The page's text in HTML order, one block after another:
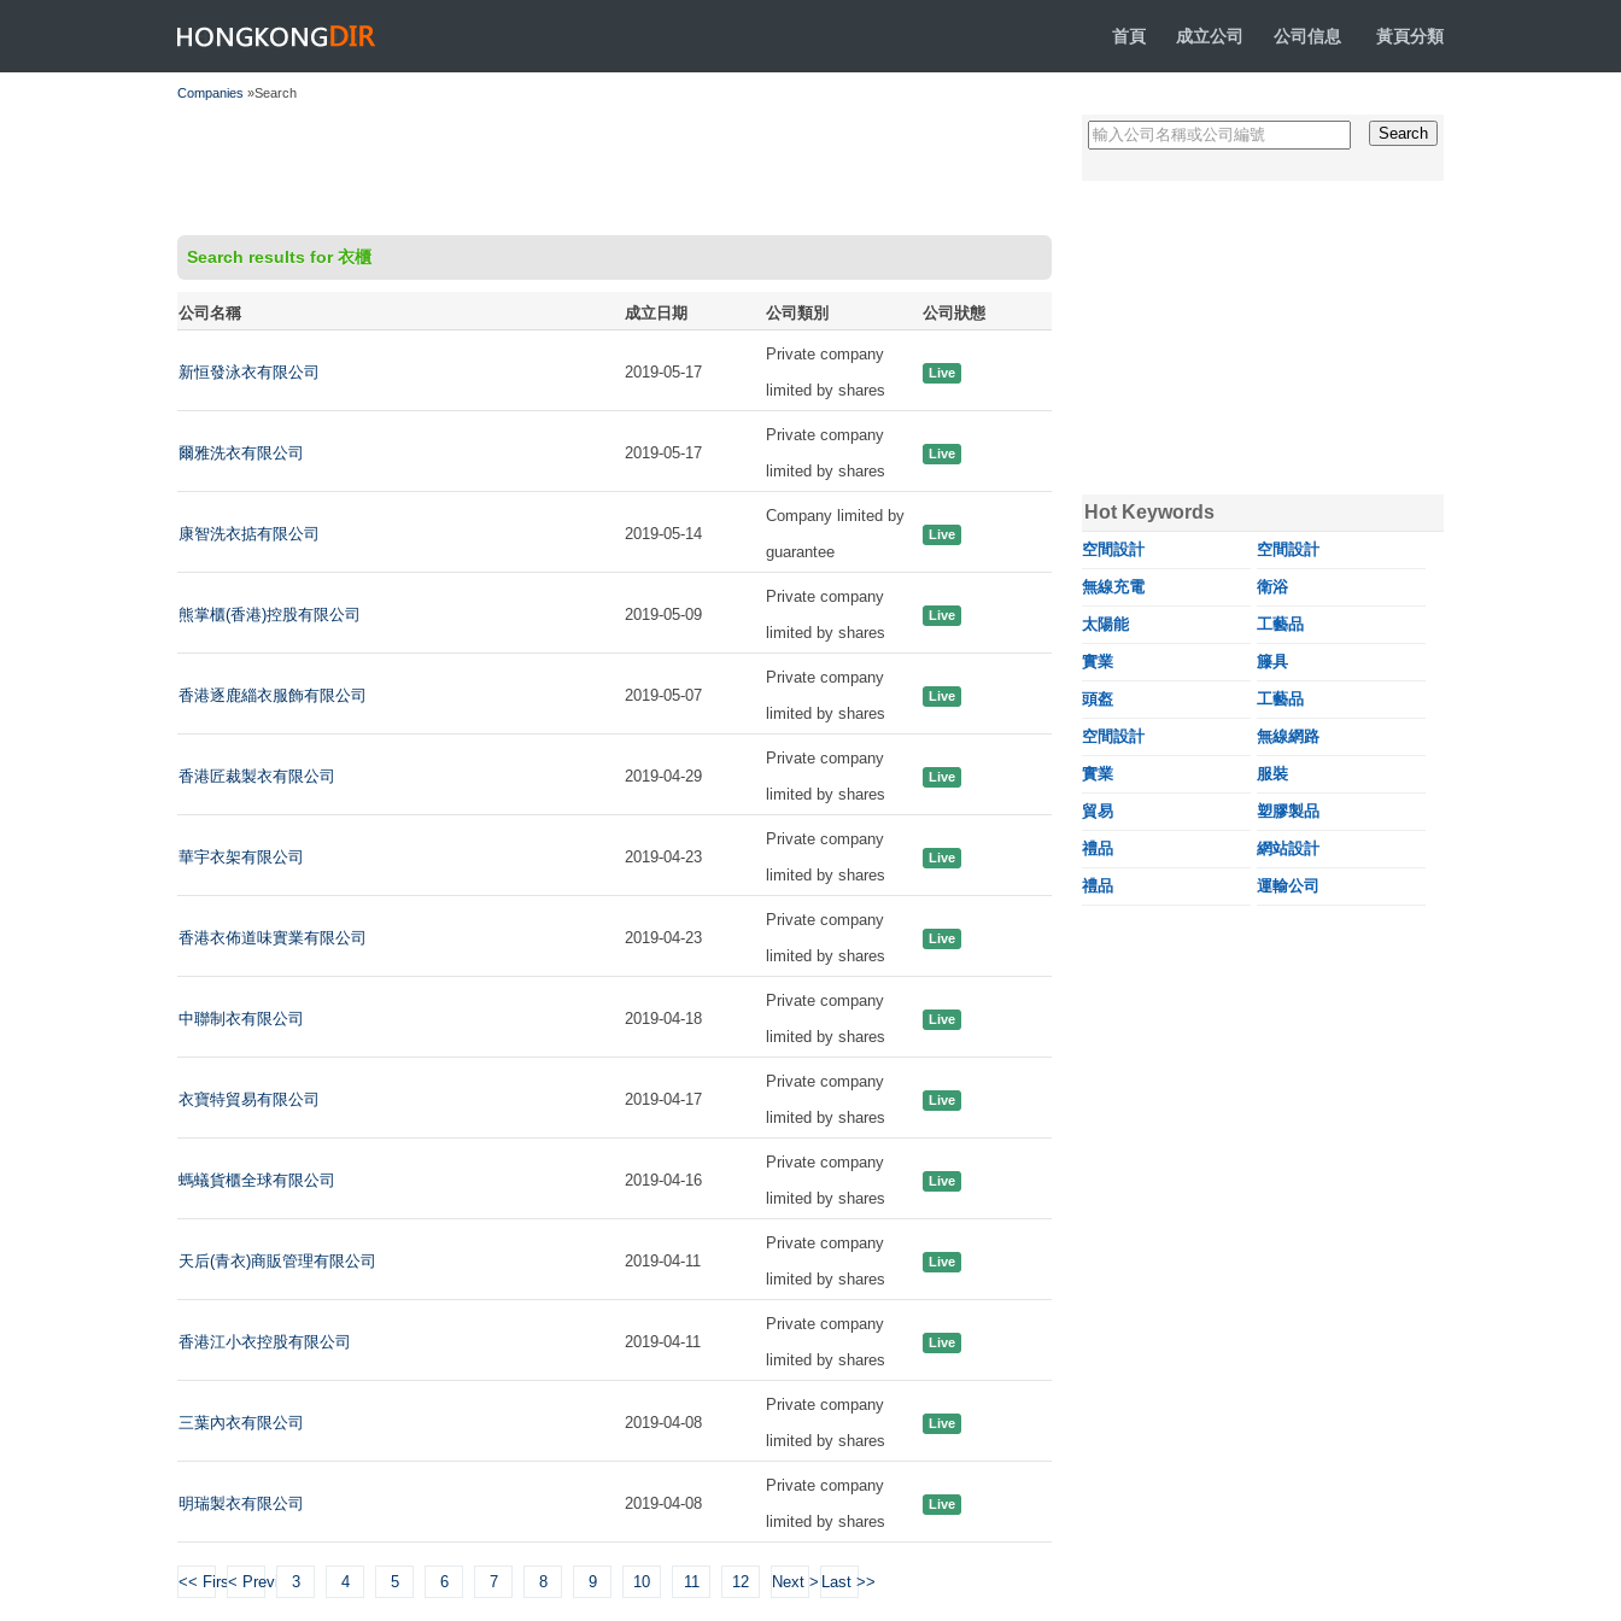
HONGKONGDIR 首頁 成立公司 公司信息 黃頁分類
Companies »Search
Search results for 衣櫃
公司名稱 成立日期 公司類別 公司狀態
新恒發泳衣有限公司 2019-05-17
Private company
limited by shares
Live
爾雅洗衣有限公司 2019-05-17
Private company
limited by shares
Live
康智洗衣掂有限公司 2019-05-14
Company limited by
guarantee
Live
熊掌櫃(香港)控股有限公司 2019-05-09
Private company
limited by shares
Live
香港逐鹿緇衣服飾有限公司 2019-05-07
Private company
limited by shares
Live
香港匠裁製衣有限公司 2019-04-29
Private company
limited by shares
Live
華宇衣架有限公司 2019-04-23
Private company
limited by shares
Live
香港衣佈道味實業有限公司 2019-04-23
Private company
limited by shares
Live
中聯制衣有限公司 2019-04-18
Private company
limited by shares
Live
衣寶特貿易有限公司 2019-04-17
Private company
limited by shares
Live
螞蟻貨櫃全球有限公司 2019-04-16
Private company
limited by shares
Live
天后(青衣)商販管理有限公司 2019-04-11
Private company
limited by shares
Live
香港江小衣控股有限公司 2019-04-11
Private company
limited by shares
Live
三葉內衣有限公司 2019-04-08
Private company
limited by shares
Live
明瑞製衣有限公司 2019-04-08
Private company
limited by shares
Live
<< First< Previous
3 4 5 6 7 8 9 10 11 12 Next > Last >>
Hot Keywords
空間設計 空間設計
無線充電 衛浴
太陽能 工藝品
實業 籐具
頭盔 工藝品
空間設計 無線網路
實業 服裝
貿易 塑膠製品
禮品 網站設計
禮品 運輸公司